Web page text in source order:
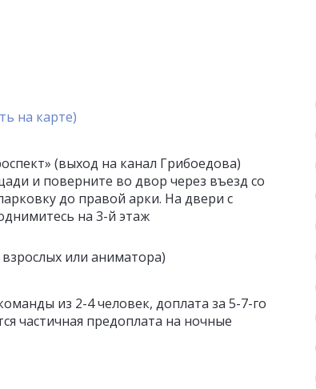
на карте)
(выход на канал Грибоедова)
и поверните во двор через въезд со
до правой арки. На двери с
на 3-й этаж
или аниматора)
из 2-4 человек, доплата за 5-7-го
частичная предоплата на ночные